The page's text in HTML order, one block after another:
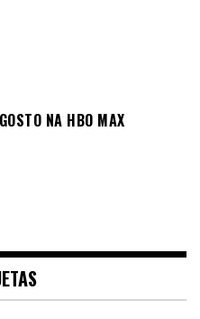
NA HBO MAX